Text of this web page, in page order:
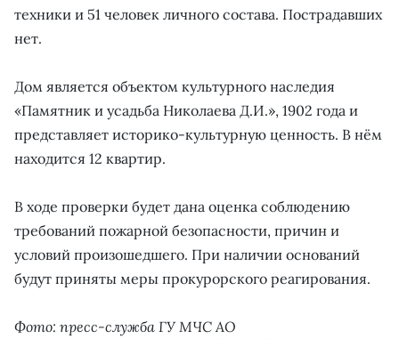
техники и 51 человек личного состава. Пострадавших
нет.
Дом является объектом культурного наследия
«Памятник и усадьба Николаева Д.И.», 1902 года и
представляет историко-культурную ценность. В нём
находится 12 квартир.
В ходе проверки будет дана оценка соблюдению
требований пожарной безопасности, причин и
условий произошедшего. При наличии оснований
будут приняты меры прокурорского реагирования.
Фото: пресс-служба ГУ МЧС АО